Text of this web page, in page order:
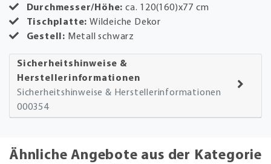
Durchmesser/Höhe:ca. 120(160)x77 cm
Tischplatte:Wildeiche Dekor
Gestell: Metall schwarz
Sicherheitshinweise &
Herstellerinformationen
Sicherheitshinweise & Herstellerinformationen
000354
Ähnliche Angebote aus der Kategorie